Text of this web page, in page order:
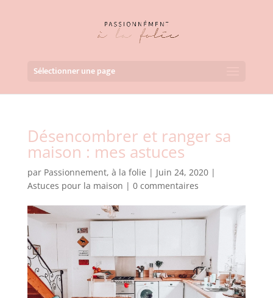
Sélectionner une page
Désencombrer et ranger sa
maison : mes astuces
par Passionnement, à la folie | Juin 24, 2020|
Astuces pour la maison | 0 commentaires